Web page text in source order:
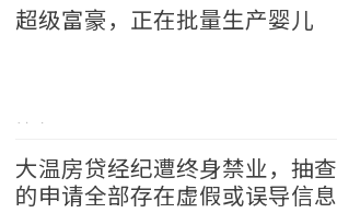
超级富豪，正在批量生产婴儿
社会 2026-08-09
大温房贷经纪遭终身禁业，抽查
的申请全部存在虚假或误导信息